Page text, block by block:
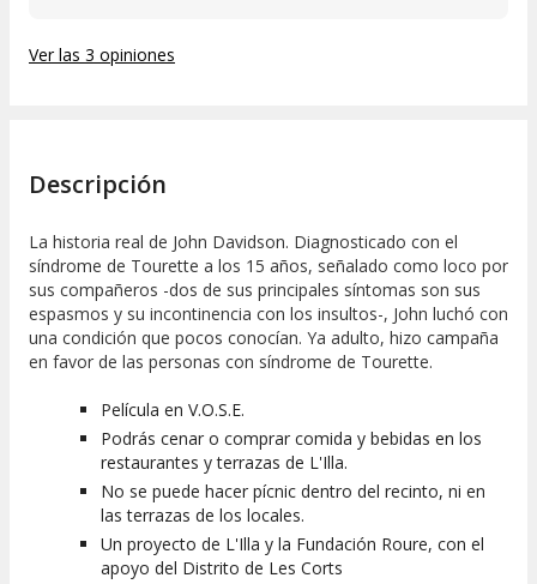
Ver las 3 opiniones
Descripción
La historia real de John Davidson. Diagnosticado con el
síndrome de Tourette a los 15 años, señalado como loco por
sus compañeros -dos de sus principales síntomas son sus
espasmos y su incontinencia con los insultos-, John luchó con
una condición que pocos conocían. Ya adulto, hizo campaña
en favor de las personas con síndrome de Tourette.
Película en V.O.S.E.
Podrás cenar o comprar comida y bebidas en los
restaurantes y terrazas de L'Illa.
No se puede hacer pícnic dentro del recinto, ni en
las terrazas de los locales.
Un proyecto de L'Illa y la Fundación Roure, con el
apoyo del Distrito de Les Corts